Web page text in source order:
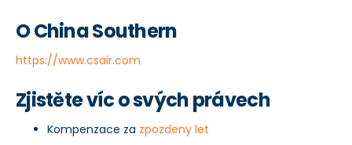
O China Southern
https://www.csair.com
Zjistěte víc o svých právech
Kompenzace za zpozdeny let